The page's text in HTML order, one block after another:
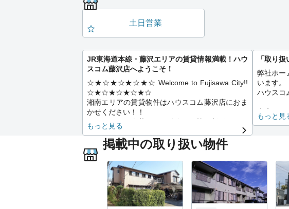
土日営業
JR東海道本線・藤沢エリアの賃貸情報満載！ハウ
スコム藤沢店へようこそ！
☆★☆★☆★☆★☆ Welcome to Fujisawa City!!
☆★☆★☆★☆★☆
湘南エリアの賃貸物件はハウスコム藤沢店におま
かせください！！
はじめての一人暮らし・単身・同棲・新婚さん・
ファミリーさんはもちろん、
クレジット対応物件、初期費用抑え目、休職中、
ご年金など、ご遠慮なく
ご相談くださいませ。
賃貸のプロが皆様の目線に立ち、ご入居までしっ
かりとお手伝いさせて頂きます。
これから始まる新生活に向けて、ご納得いくまで
お部屋さがしを楽しみましょう♪
もっと見る
「取り
弊社ホー
います。
ハウスコ
当店で
新婚さん
まずは何
ご希望に
せて頂き
賃貸物件
もっと見
掲載中の取り扱い物件